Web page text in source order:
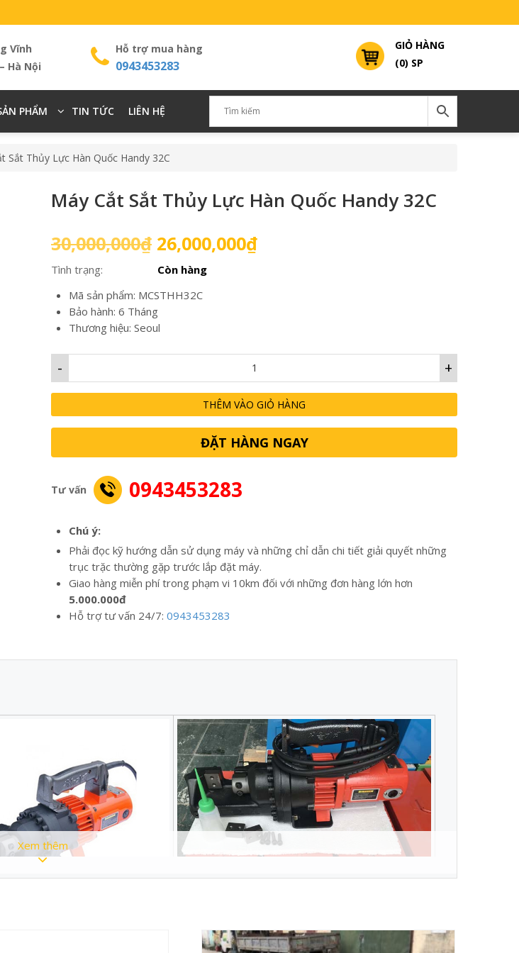
Vĩnh
Hà Nội
Hỗ trợ mua hàng
0943453283
GIỎ HÀNG
(0) SP
PHẨM TIN TỨC LIÊN HỆ
Sắt Thủy Lực Hàn Quốc Handy 32C
Máy Cắt Sắt Thủy Lực Hàn Quốc Handy 32C
30,000,000₫ Giá
gốc
là:
30,000,000₫.
26,000,000₫Giá
Tình trạng:
Còn hàng
Mã sản phẩm: MCSTHH32C
Bảo hành: 6 Tháng
Thương hiệu: Seoul
+
-
THÊM VÀO GIỎ HÀNG
ĐẶT HÀNG NGAY
Tư vấn 0943453283
Chú ý:
Phải đọc kỹ hướng dẫn sử dụng máy và những chỉ dẫn chi tiết giải quyết những
trục trặc thường gặp trước lắp đặt máy.
Giao hàng miễn phí trong phạm vi 10km đối với những đơn hàng lớn hơn
5.000.000đ
Hỗ trợ tư vấn 24/7: 0943453283
Xem thêm